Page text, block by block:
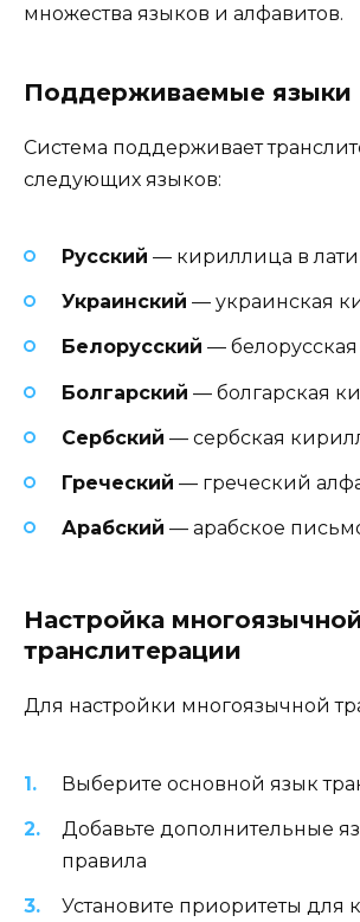
множества языков и алфавитов.
Поддерживаемые языки
Система поддерживает
следующих языков:
Русский — кириллица в
Украинский — украинская
Белорусский —
Болгарский — болгарская
Сербский — сербская
Греческий — греческий
Арабский — арабское
Настройка
транслитерации
Для настройки многоязычной
Выберите основной язык
Добавьте дополнительные
правила
Установите приоритеты для